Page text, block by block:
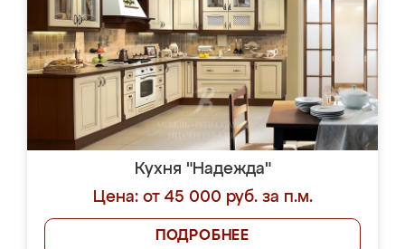
Кухня "Надежда"
Цена: от 45 000 руб. за п.м.
ПОДРОБНЕЕ